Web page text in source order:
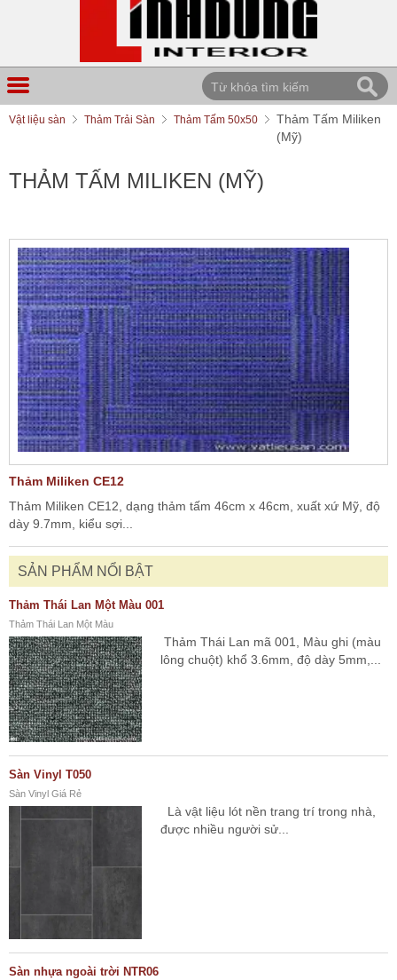
Vật liệu sàn Thảm Trải Sàn Thảm Tấm 50x50
Thảm Tấm Miliken
(Mỹ)
THẢM TẤM MILIKEN (MỸ)
Thảm Miliken CE12
Thảm Miliken CE12, dạng thảm tấm 46cm x 46cm, xuất xứ Mỹ, độ
dày 9.7mm, kiểu sợi...
SẢN PHẨM NỔI BẬT
Thảm Thái Lan Một Màu 001
Thảm Thái Lan Một Màu
Thảm Thái Lan mã 001, Màu ghi (màu
lông chuột) khổ 3.6mm, độ dày 5mm,...
Sàn Vinyl T050
Sàn Vinyl Giá Rẻ
Là vật liệu lót nền trang trí trong nhà,
được nhiều người sử...
Sàn nhựa ngoài trời NTR06